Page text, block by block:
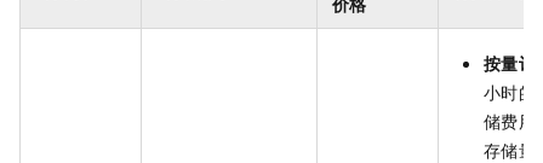
按量计
小时的
储费用
存储量